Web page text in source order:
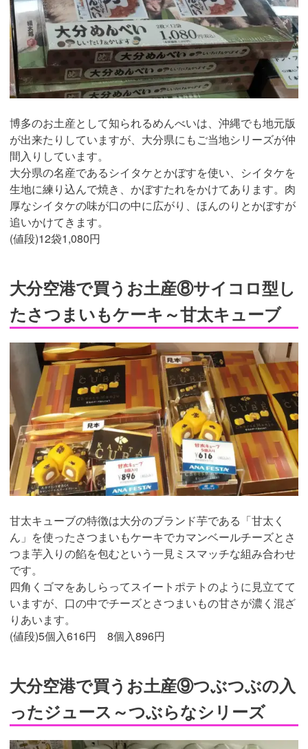
博多のお土産として知られるめんべいは、沖縄でも地元版
が出来たりしていますが、大分県にもご当地シリーズが仲
間入りしています。
大分県の名産であるシイタケとかぼすを使い、シイタケを
生地に練り込んで焼き、かぼすたれをかけてあります。肉
厚なシイタケの味が口の中に広がり、ほんのりとかぼすが
追いかけてきます。
(値段)12袋1,080円
大分空港で買うお土産⑧サイコロ型し
たさつまいもケーキ～甘太キューブ
甘太キューブの特徴は大分のブランド芋である「甘太く
ん」を使ったさつまいもケーキでカマンベールチーズとさ
つま芋入りの餡を包むという一見ミスマッチな組み合わせ
です。
四角くゴマをあしらってスイートポテトのように見立てて
いますが、口の中でチーズとさつまいもの甘さが濃く混ざ
りあいます。
(値段)5個入616円 8個入896円
大分空港で買うお土産⑨つぶつぶの入
ったジュース～つぶらなシリーズ